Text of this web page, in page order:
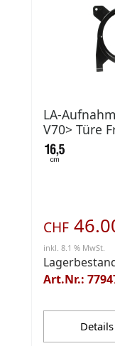
LA-
V70> Türe
CHF
inkl. 8.1 % MwSt.
Art.Nr.:
Details